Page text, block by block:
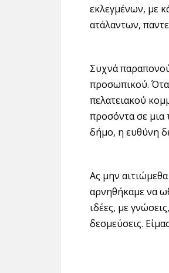
εκλεγμένων, με
ατάλαντων,
Συχνά
προσωπικού.
πελατειακού
προσόντα σε
δήμο, η ευθύνη
Ας μην
αρνηθήκαμε να
ιδέες, με
δεσμεύσεις.